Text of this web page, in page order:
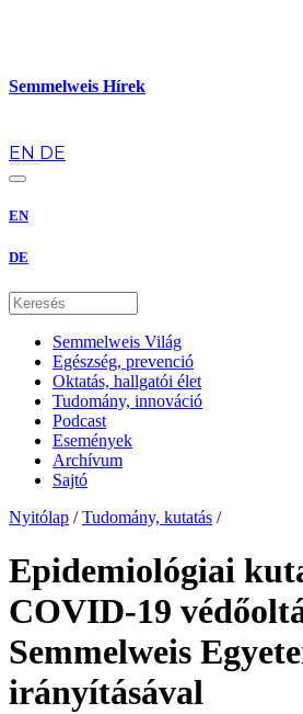
Semmelweis Hírek
EN DE
EN
DE
Semmelweis Világ
Egészség, prevenció
Oktatás, hallgatói élet
Tudomány, innováció
Podcast
Események
Archívum
Sajtó
Nyitólap / Tudomány, kutatás /
Epidemiológiai
COVID-19
Semmelweis
irányításával